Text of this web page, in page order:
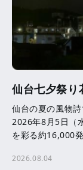
仙台七夕祭り
仙台の夏の風物
2026年8月5日（
を彩る約16,000
2026.08.04